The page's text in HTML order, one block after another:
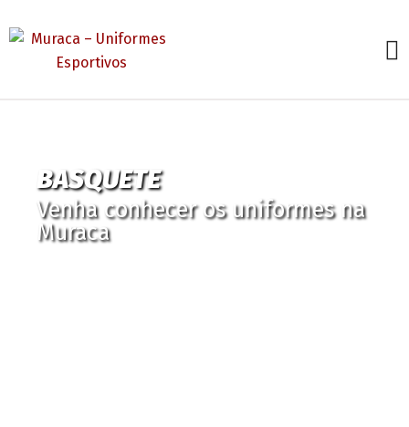
BASQUETE
Venha conhecer os uniformes na
Muraca